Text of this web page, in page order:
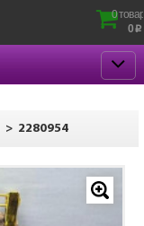
0
0 p
> 2280954